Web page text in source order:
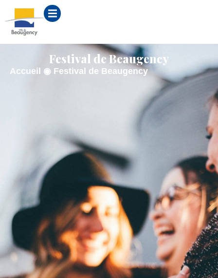
principal
Festival de Beaugency
Accueil ◉ Festival de Beaugency